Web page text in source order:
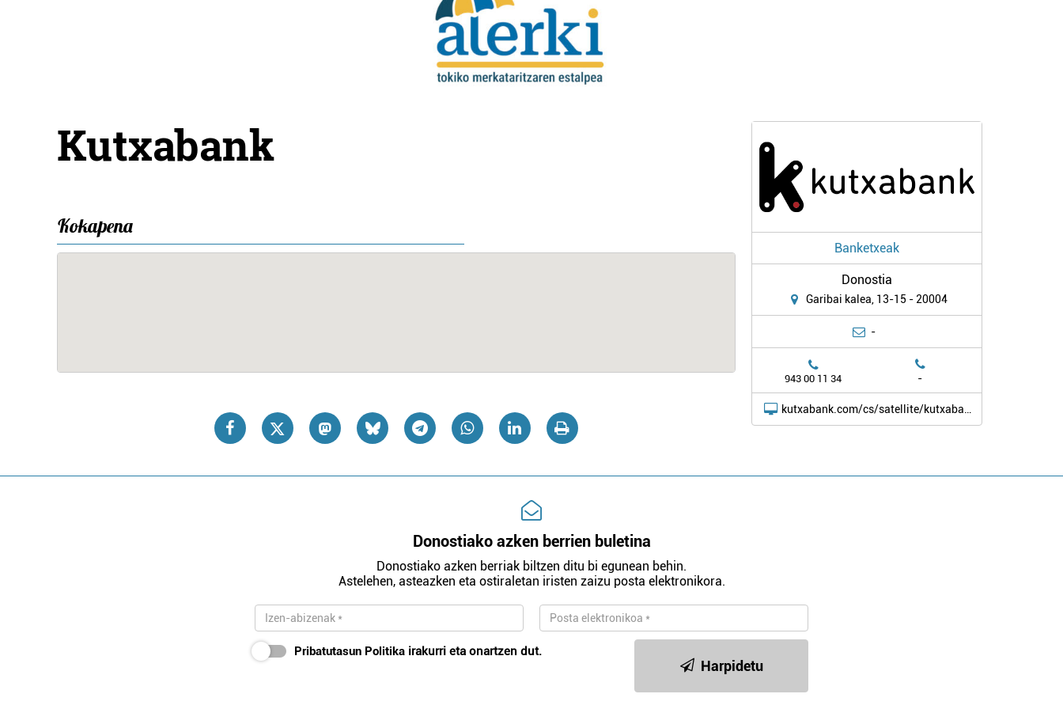
Kutxabank
Kokapena
Banketxeak
Donostia
Garibai kalea, 13-15 - 20004
-
943 00 11 34 -
kutxabank.com/cs/satellite/kutxabank/eu/home_0
Donostiako azken berrien buletina
Donostiako azken berriak biltzen ditu bi egunean behin.
Astelehen, asteazken eta ostiraletan iristen zaizu posta elektronikora.
Pribatutasun Politika irakurri eta onartzen dut.
Harpidetu